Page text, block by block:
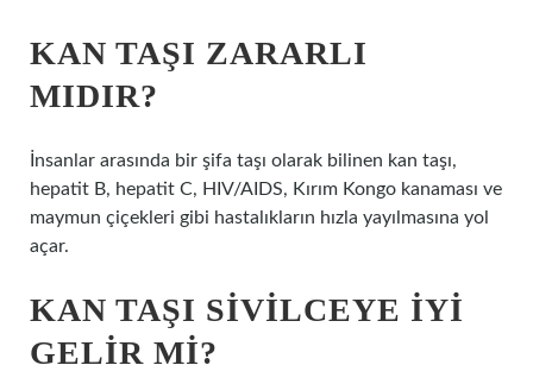
KAN TAŞI ZARARLI
MIDIR?
İnsanlar arasında bir şifa taşı olarak bilinen kan taşı,
hepatit B, hepatit C, HIV/AIDS, Kırım Kongo kanaması ve
maymun çiçekleri gibi hastalıkların hızla yayılmasına yol
açar.
KAN TAŞI SIVILCEYE IYI
GELIR MI?